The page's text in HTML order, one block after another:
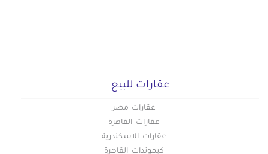
عقارات للبيع
عقارات مصر
عقارات القاهرة
عقارات الاسكندرية
كبموندات القاهرة